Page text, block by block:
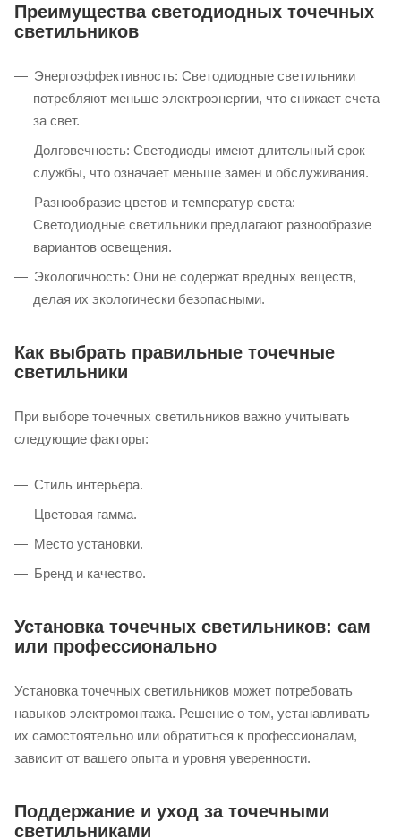
Преимущества светодиодных точечных
светильников
Энергоэффективность: Светодиодные светильники
потребляют меньше электроэнергии, что снижает счета
за свет.
Долговечность: Светодиоды имеют длительный срок
службы, что означает меньше замен и обслуживания.
Разнообразие цветов и температур света:
Светодиодные светильники предлагают разнообразие
вариантов освещения.
Экологичность: Они не содержат вредных веществ,
делая их экологически безопасными.
Как выбрать правильные точечные
светильники
При выборе точечных светильников важно учитывать
следующие факторы:
Стиль интерьера.
Цветовая гамма.
Место установки.
Бренд и качество.
Установка точечных светильников: сам
или профессионально
Установка точечных светильников может потребовать
навыков электромонтажа. Решение о том, устанавливать
их самостоятельно или обратиться к профессионалам,
зависит от вашего опыта и уровня уверенности.
Поддержание и уход за точечными
светильниками